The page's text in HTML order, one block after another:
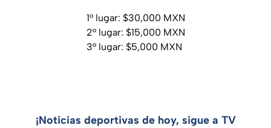
1° lugar: $30,000 MXN
2° lugar: $15,000 MXN
3° lugar: $5,000 MXN
¡Noticias deportivas de hoy, sigue a TV